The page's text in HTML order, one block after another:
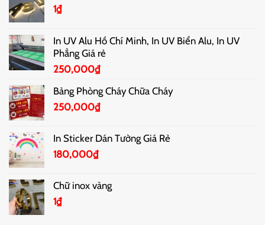
1₫
In UV Alu Hồ Chí Minh, In UV Biển Alu, In UV
Phẳng Giá rẻ
250,000₫
Bảng Phòng Cháy Chữa Cháy
250,000₫
In Sticker Dán Tường Giá Rẻ
180,000₫
Chữ inox vàng
1₫